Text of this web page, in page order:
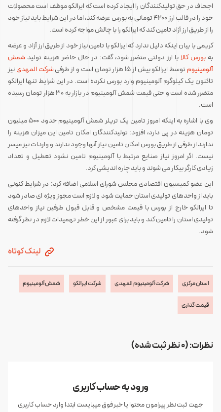
اجحاف در حق تولیدکنندگان را ایجاد کرده است که ایرالکو موظف است محصولات
خود را در قالب ارز ۴۲۰۰ تومانی به بورس عرضه کند، اما در این شرایط باید نیاز خود
را از طریق ارز آزاد تامین کند که ایرالکو را با چالش مواجه کرده است.
کریمی با بیان اینکه دلیل ندارد که ایرالکو با تامین نیاز خود از طریق ارز آزاد و عرضه
به بورس کالابا ارز دولتی متضرر شود، گفت: در حال حاضر هزینه تولید شمش
آلومینیوم توسط ایرالکو بیش از ۱۵ هزار تومان است و از طرفی شرکت المهدینیز
تاکنون یک کیلوگرم آلومینیوم وارد بورس نکرده است. در این شرایط تنها ایرالکو
متضرر شده است و حتی قیمت شمش آلومینیوم در بازار به ۳۰ هزار تومان رسیده
است.
وی با اشاره به اینکه امروز تامین یک تریلر شمش آلومینیوم حدود ۵۰۰ میلیون
تومان هزینه در پی دارد، افزود: تولیدکنندگان امکان تامین این میزان هزینه را
ندارند از طرفی از طریق بورس امکان تامین نیاز آنها وجود ندارند و واردات نیز میسر
نیست. اگر امروز نیاز صنایع مرتبط با آلومینیوم تامین نشود تعطیل و تعداد
زیادی کارگر بیکار می شوند و باید چاره اندیشی کرد.
این عضو کمیسیون اقتصادی مجلس شورای اسلامی اضافه کرد: در شرایط کنونی
باید از واحدهای تولیدی استان حمایت شود و لازم است مجوز ویژه ای صادر شود
تا ایرالکو خارج از بورس با قیمت مشخص و قابل قبول طرفین نیاز واحدهای
تولیدی استان را تامین کند و باید برای عبور از این خطر تهمیدات لازم در نظر گرفته
شود.
لینک کوتاه
استان مرکزی شرکت آلومینیوم المهدی شرکت ایرالکو شمش آلومینیوم
قیمت گذاری
نظرات: (0 نظر ثبت شده)
ورود به حساب کاربری
جهت ثبت نظر پیرامون محتوا یا خبر فوق میبایست ابتدا وارد حساب کاربری